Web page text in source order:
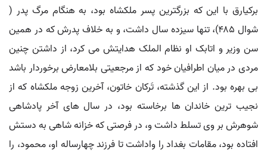
برکیارق با این که بزرگترین پسر ملکشاه بود، به هنگام مرگ پدر (
شوال ۴۸۵)، تنها سیزده سال داشت، و به خلاف پدرش که در همین
سن وزیر و اتابک او نظام الملک هدایتش می کرد، از داشتن چنین
مردی در میان اطرافیان خود که از مرجعیتی بلامعارض برخوردار باشد
بی بهره بود. از این گذشته، تَرکان خاتون، آخرین زوجه ملکشاه که از
نجیب ترین خاندان ها برخاسته بود، در سال های آخر پادشاهی
شوهرش بر وی تسلط داشت و، در فرصتی که خزانه شاهی به دستش
افتاده بود، مقامات بغداد را واداشت تا فرزند چهارساله او، محمود، را